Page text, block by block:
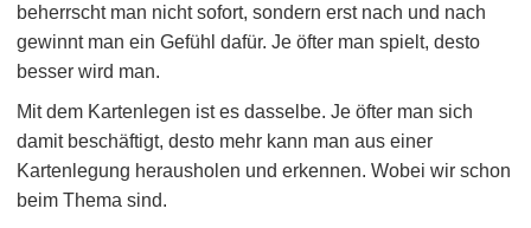
beherrscht man nicht sofort, sondern erst nach und nach
gewinnt man ein Gefühl dafür. Je öfter man spielt, desto
besser wird man.
Mit dem Kartenlegen ist es dasselbe. Je öfter man sich
damit beschäftigt, desto mehr kann man aus einer
Kartenlegung herausholen und erkennen. Wobei wir schon
beim Thema sind.